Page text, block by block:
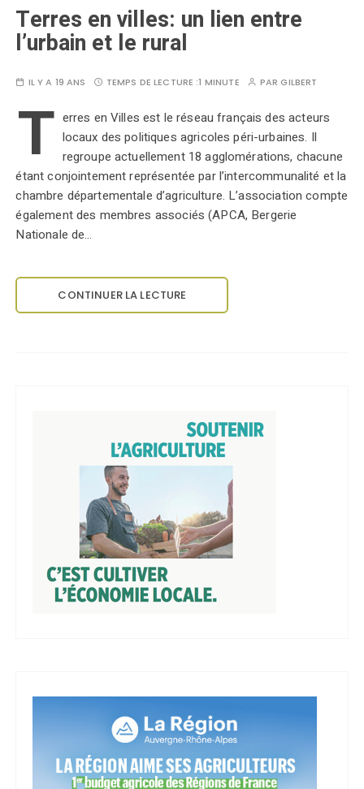
Terres en villes: un lien entre
l’urbain et le rural
IL Y A 19 ANS TEMPS DE LECTURE :1 MINUTE PARGILBERT
T erres en Villes est le réseau français des acteurs
locaux des politiques agricoles péri-urbaines. Il
regroupe actuellement 18 agglomérations, chacune
étant conjointement représentée par l’intercommunalité et la
chambre départementale d’agriculture. L’association compte
également des membres associés (APCA, Bergerie
Nationale de…
CONTINUER LA LECTURE